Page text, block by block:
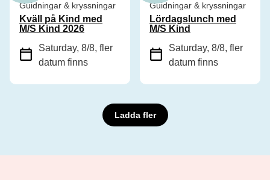
Guidningar & kryssningar
Kväll på Kind med
M/S Kind 2026
Saturday, 8/8, fler
datum finns
Guidningar & kryssningar
Lördagslunch med
M/S Kind
Saturday, 8/8, fler
datum finns
Ladda fler